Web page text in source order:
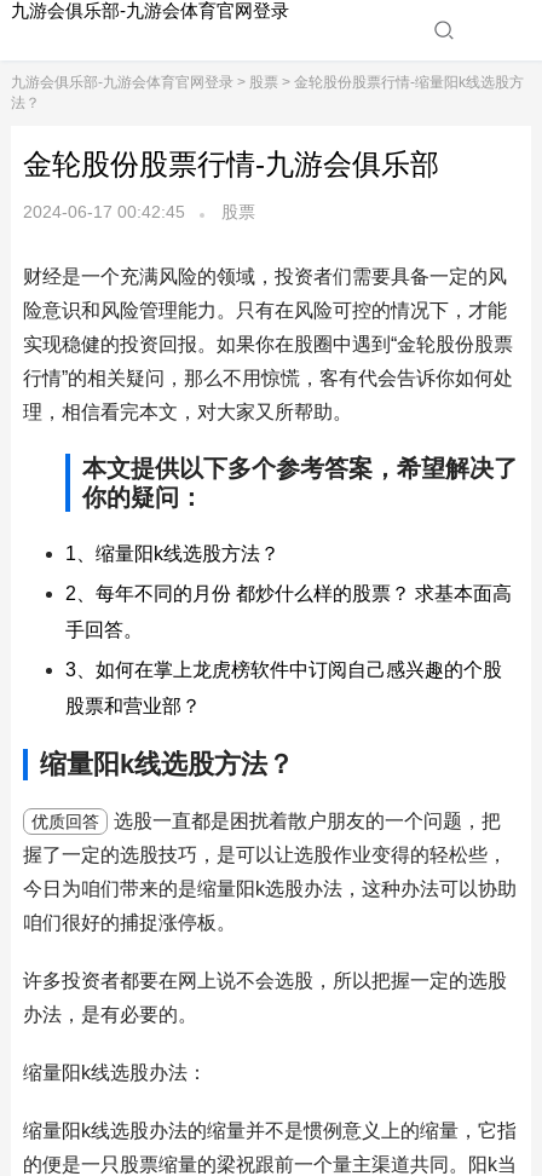
九游会俱乐部-九游会体育官网登录
九游会俱乐部-九游会体育官网登录> 股票> 金轮股份股票行情-缩量阳k线选股方
法？
金轮股份股票行情-九游会俱乐部
2024-06-17 00:42:45 股票
财经是一个充满风险的领域，投资者们需要具备一定的风
险意识和风险管理能力。只有在风险可控的情况下，才能
实现稳健的投资回报。如果你在股圈中遇到“金轮股份股票
行情”的相关疑问，那么不用惊慌，客有代会告诉你如何处
理，相信看完本文，对大家又所帮助。
本文提供以下多个参考答案，希望解决了
你的疑问：
1、缩量阳k线选股方法？
2、每年不同的月份 都炒什么样的股票？ 求基本面高
手回答。
3、如何在掌上龙虎榜软件中订阅自己感兴趣的个股
股票和营业部？
缩量阳k线选股方法？
优质回答
选股一直都是困扰着散户朋友的一个问题，把
握了一定的选股技巧，是可以让选股作业变得的轻松些，
今日为咱们带来的是缩量阳k选股办法，这种办法可以协助
咱们很好的捕捉涨停板。
许多投资者都要在网上说不会选股，所以把握一定的选股
办法，是有必要的。
缩量阳k线选股办法：
缩量阳k线选股办法的缩量并不是惯例意义上的缩量，它指
的便是一只股票缩量的梁祝跟前一个量主渠道共同。阳k当